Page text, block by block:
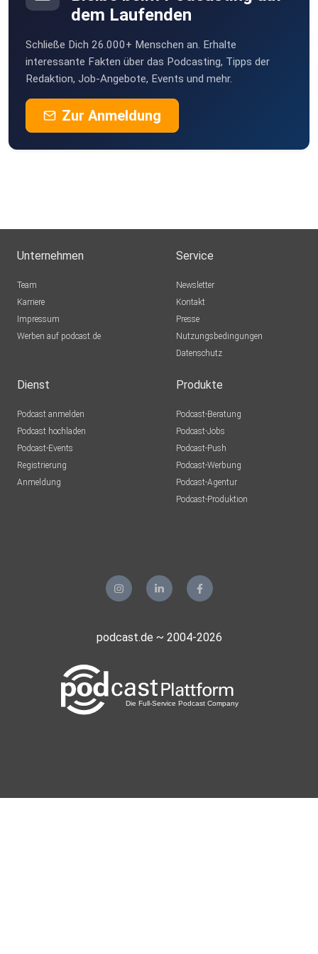
dem Laufenden
Schließe Dich 26.000+ Menschen an. Erhalte
interessante Fakten über das Podcasting, Tipps der
Redaktion, Job-Angebote, Events und mehr.
Zur Anmeldung
Unternehmen
Team
Karriere
Impressum
Werben auf podcast.de
Service
Newsletter
Kontakt
Presse
Nutzungsbedingungen
Datenschutz
Dienst
Podcast anmelden
Podcast hochladen
Podcast-Events
Registrierung
Anmeldung
Produkte
Podcast-Beratung
Podcast-Jobs
Podcast-Push
Podcast-Werbung
Podcast-Agentur
Podcast-Produktion
podcast.de ~ 2004-2026